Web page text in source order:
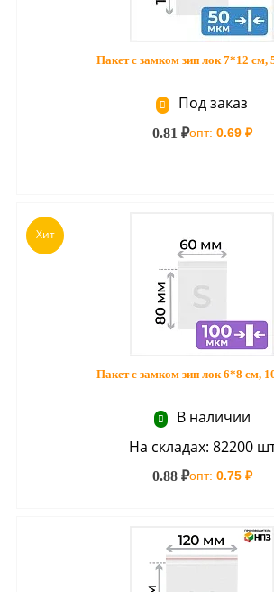
Пакет с замком зип лок 7*12 см,
Под заказ
0.81 ₽опт: 0.69 ₽
Хит
Пакет с замком зип лок 6*8 см,
В наличии
На складах: 82200
0.88 ₽опт: 0.75 ₽